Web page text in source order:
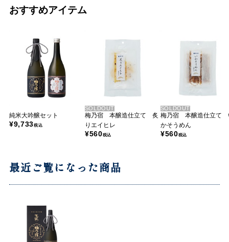
おすすめアイテム
純米大吟醸セット
¥9,733税込
SOLDOUT
梅乃宿 本醸造仕立て 炙
りエイヒレ
¥560税込
SOLDOUT
梅乃宿 本醸造仕立て
かそうめん
¥560税込
最近ご覧になった商品